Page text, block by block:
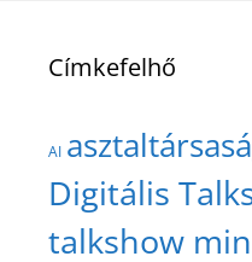
Címkefelhő
AI
Digitális
talkshow